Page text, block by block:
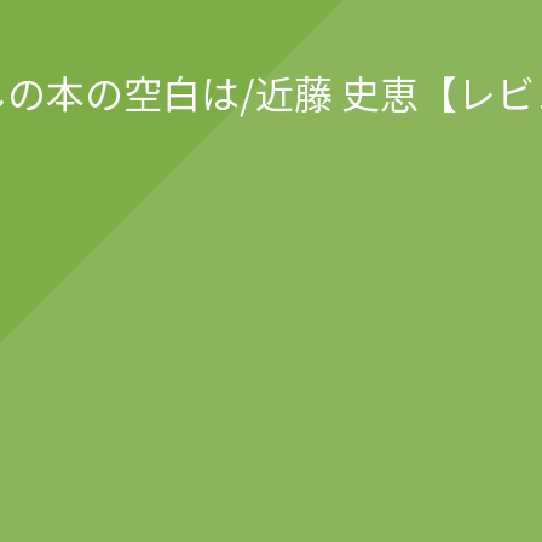
本の空白は/近藤 史恵【レ